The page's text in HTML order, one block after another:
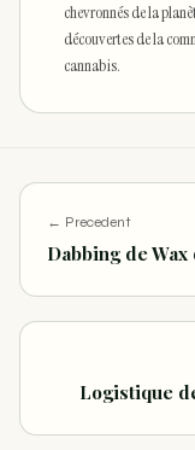
chevronnés de la
découvertes de la
cannabis.
← Precedent
Dabbing de
Logistique